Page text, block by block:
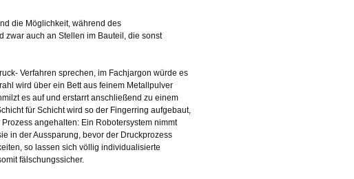
die Möglichkeit, während des
zwar auch an Stellen im Bauteil, die sonst
Verfahren sprechen, im Fachjargon würde es
wird über ein Bett aus feinem Metallpulver
es auf und erstarrt anschließend zu einem
für Schicht wird so der Fingerring aufgebaut,
angehalten: Ein Robotersystem nimmt
in der Aussparung, bevor der Druckprozess
so lassen sich völlig individualisierte
fälschungssicher.